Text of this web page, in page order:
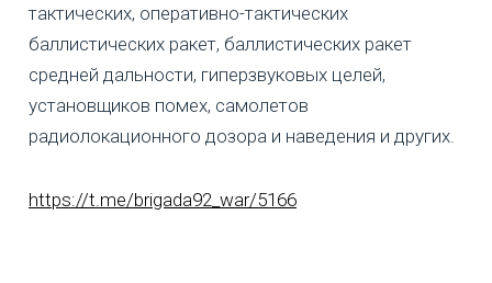
тактических, оперативно-тактических
баллистических ракет, баллистических ракет
средней дальности, гиперзвуковых целей,
установщиков помех, самолетов
радиолокационного дозора и наведения и других.
https://t.me/brigada92_war/5166